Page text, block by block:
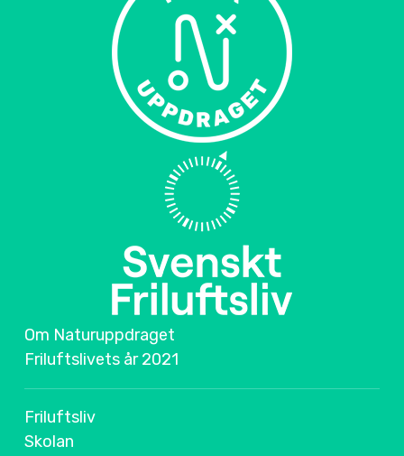
Om Naturuppdraget
Friluftslivets år 2021
Friluftsliv
Skolan